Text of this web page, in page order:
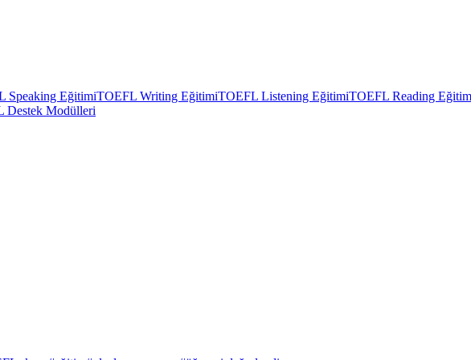
Speaking EğitimiTOEFL Writing EğitimiTOEFL Listening EğitimiTOEFL Reading
Destek Modülleri